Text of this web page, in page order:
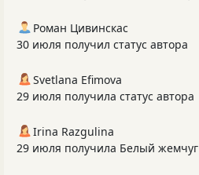
Роман Цивинскас
30 июля получил статус автора
Svetlana Efimova
29 июля получила статус автора
Irina Razgulina
29 июля получила Белый жемчуг